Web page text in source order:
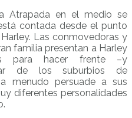
Atrapada en el medio se
contada desde el punto
Las conmovedoras y
familia presentan a Harley
para hacer frente –y
de los suburbios de
menudo persuade a sus
diferentes personalidades